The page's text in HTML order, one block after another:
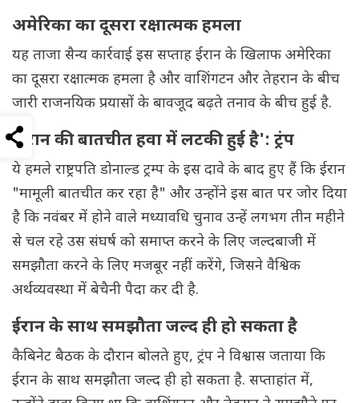
अमेरिका का दूसरा रक्षात्मक हमला
यह ताजा सैन्य कार्रवाई इस सप्ताह ईरान के खिलाफ अमेरिका
का दूसरा रक्षात्मक हमला है और वाशिंगटन और तेहरान के बीच
जारी राजनयिक प्रयासों के बावजूद बढ़ते तनाव के बीच हुई है.
'ईरान की बातचीत हवा में लटकी हुई है': ट्रंप
ये हमले राष्ट्रपति डोनाल्ड ट्रम्प के इस दावे के बाद हुए हैं कि ईरान
"मामूली बातचीत कर रहा है" और उन्होंने इस बात पर जोर दिया
है कि नवंबर में होने वाले मध्यावधि चुनाव उन्हें लगभग तीन महीने
से चल रहे उस संघर्ष को समाप्त करने के लिए जल्दबाजी में
समझौता करने के लिए मजबूर नहीं करेंगे, जिसने वैश्विक
अर्थव्यवस्था में बेचैनी पैदा कर दी है.
ईरान के साथ समझौता जल्द ही हो सकता है
कैबिनेट बैठक के दौरान बोलते हुए, ट्रंप ने विश्वास जताया कि
ईरान के साथ समझौता जल्द ही हो सकता है. सप्ताहांत में,